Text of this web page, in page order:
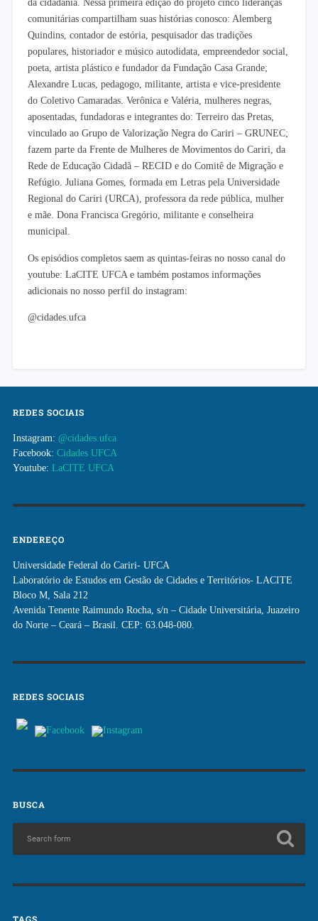
da cidadania. Nessa primeira edição do projeto cinco lideranças
comunitárias compartilham suas histórias conosco: Alemberg
Quindins, contador de estória, pesquisador das tradições
populares, historiador e músico autodidata, empreendedor social,
poeta, artista plástico e fundador da Fundação Casa Grande;
Alexandre Lucas, pedagogo, militante, artista e vice-presidente
do Coletivo Camaradas. Verônica e Valéria, mulheres negras,
aposentadas, fundadoras e integrantes do: Terreiro das Pretas,
vinculado ao Grupo de Valorização Negra do Cariri – GRUNEC;
fazem parte da Frente de Mulheres de Movimentos do Cariri, da
Rede de Educação Cidadã – RECID e do Comitê de Migração e
Refúgio. Juliana Gomes, formada em Letras pela Universidade
Regional do Cariri (URCA), professora da rede pública, mulher
e mãe. Dona Francisca Gregório, militante e conselheira
municipal.
Os episódios completos saem as quintas-feiras no nosso canal do
youtube: LaCITE UFCA e também postamos informações
adicionais no nosso perfil do instagram:
@cidades.ufca
REDES SOCIAIS
Instagram: @cidades.ufca
Facebook: Cidades UFCA
Youtube: LaCITE UFCA
ENDEREÇO
Universidade Federal do Cariri- UFCA
Laboratório de Estudos em Gestão de Cidades e Territórios- LACITE
Bloco M, Sala 212
Avenida Tenente Raimundo Rocha, s/n – Cidade Universitária, Juazeiro
do Norte – Ceará – Brasil. CEP: 63.048-080.
REDES SOCIAIS
BUSCA
TAGS